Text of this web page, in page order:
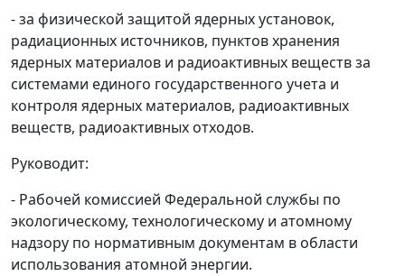
- за физической защитой ядерных установок,
радиационных источников, пунктов хранения
ядерных материалов и радиоактивных веществ за
системами единого государственного учета и
контроля ядерных материалов, радиоактивных
веществ, радиоактивных отходов.
Руководит:
- Рабочей комиссией Федеральной службы по
экологическому, технологическому и атомному
надзору по нормативным документам в области
использования атомной энергии.